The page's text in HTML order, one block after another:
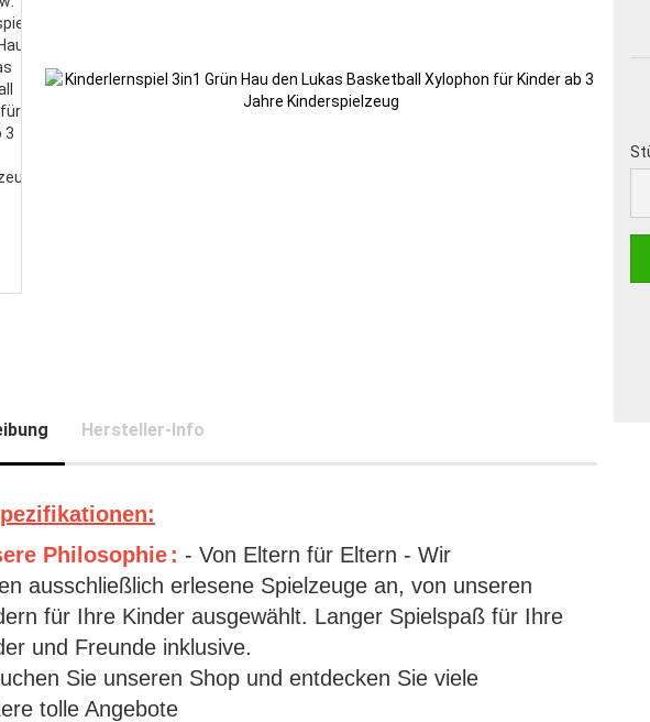
Hersteller-Info
Philosophie : - Von Eltern für Eltern - Wir
ausschließlich erlesene Spielzeuge an, von unseren
für Ihre Kinder ausgewählt. Langer Spielspaß für Ihre
und Freunde inklusive.
Sie unseren Shop und entdecken Sie viele
tolle Angebote